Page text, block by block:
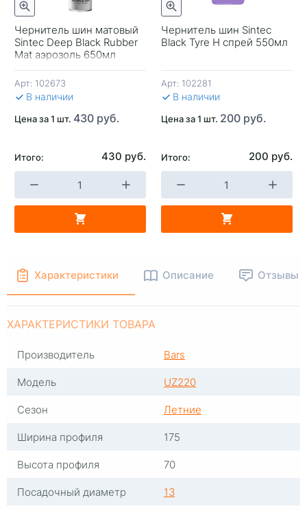
Чернитель шин матовый
Sintec Deep Black Rubber
Mat аэрозоль 650мл
Арт: 102673
В наличии
Цена за 1 шт. 430 руб.
Итого: 430 руб.
Чернитель шин Sintec
Black Tyre H спрей 550мл
Арт: 102281
В наличии
Цена за 1 шт. 200 руб.
Итого: 200 руб.
Быстрый просмотр
-
Характеристики Описание Отзывы
ХАРАКТЕРИСТИКИ ТОВАРА
Производитель
Bars
Модель
UZ220
Сезон
Летние
Ширина профиля
175
Высота профиля
70
Посадочный диаметр
13